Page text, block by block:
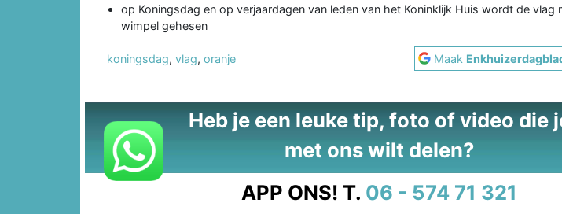
op Koningsdag en op verjaardagen van leden van het Koninklijk Huis wordt de vlag
wimpel gehesen
koningsdag, vlag, oranje Maak
Heb je een leuke tip, foto of video die
met ons wilt delen?
APP ONS! T. 06 - 574 71 321